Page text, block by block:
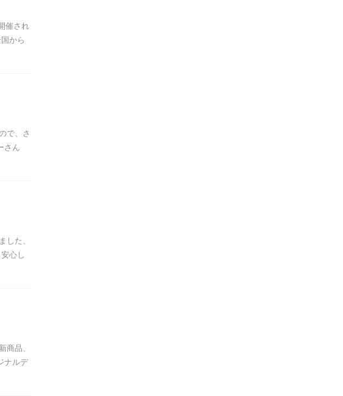
催され
から
で、さ
さん
した、
心し
商品、
ナルデ